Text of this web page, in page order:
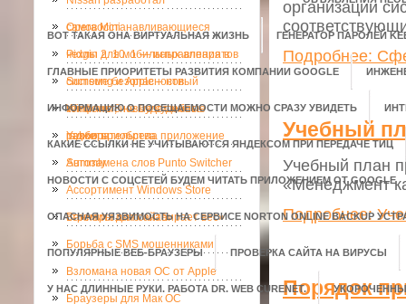
ВОТ ТАКАЯ ОНА ВИРТУАЛЬНАЯ ЖИЗНЬ ГЕНЕРАТОР ПАРОЛЕЙ
ГЛАВНЫЕ ПРИОРИТЕТЫ РАЗВИТИЯ КОМПАНИИ GOOGLE
ИНФОРМАЦИЮ О ПОСЕЩАЕМОСТИ МОЖНО СРАЗУ УВИДЕТЬ
КАКИЕ ССЫЛКИ НЕ УЧИТЫВАЮТСЯ ЯНДЕКСОМ ПРИ ПЕРЕДАЧЕ ТИЦ
НОВОСТИ С СОЦСЕТЕЙ БУДЕМ ЧИТАТЬ ПРИЛОЖЕНИЕМ ОТ GOOGLE
ОПАСНАЯ УЯЗВИМОСТЬ НА СЕРВИСЕ NORTON ONLINE BACKUP
ПОПУЛЯРНЫЕ ВЕБ-БРАУЗЕРЫ ПРОВЕРКА САЙТА НА ВИРУСЫ
У НАС ДЛИННЫЕ РУКИ. РАБОТА DR. WEB CURENET.
самовосстанавливающиеся
чехлы для мобильных аппаратов
Opera Mini
Pidgin 2. 10. 1 — исправления в
системе безопасности
Sumsung и Apple – новый
конфликт, новые судебные
разбирательства
Windows 8 не будет иметь
гаджеты
Yahoo приобрела приложение
Summly
Автозамена слов Punto Switcher
Ассортимент Windows Store
стремительно «набирает вес»
Баннеры для сайта
Борьба с SMS мошенниками
Взломана новая ОС от Apple
Браузеры для Мак ОС
организации
Подробнее:
Учебный
Учебный план
«Менеджмент
Подробнее:
Порядок